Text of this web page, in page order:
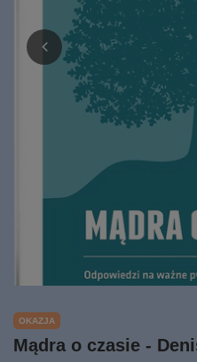
OKAZJA
Mądra o czasie -